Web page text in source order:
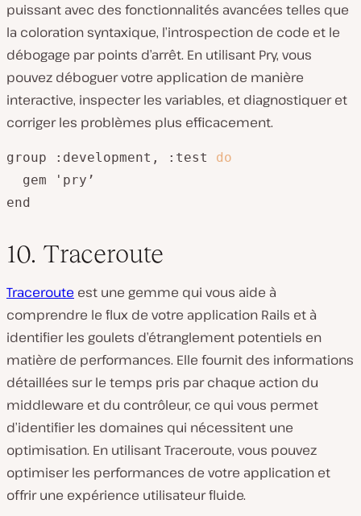
puissant avec des fonctionnalités avancées telles que
la coloration syntaxique, l’introspection de code et le
débogage par points d’arrêt. En utilisant Pry, vous
pouvez déboguer votre application de manière
interactive, inspecter les variables, et diagnostiquer et
corriger les problèmes plus efficacement.
group :development, :test do
  gem 'pry’
end
10. Traceroute
Traceroute est une gemme qui vous aide à
comprendre le flux de votre application Rails et à
identifier les goulets d’étranglement potentiels en
matière de performances. Elle fournit des informations
détaillées sur le temps pris par chaque action du
middleware et du contrôleur, ce qui vous permet
d’identifier les domaines qui nécessitent une
optimisation. En utilisant Traceroute, vous pouvez
optimiser les performances de votre application et
offrir une expérience utilisateur fluide.